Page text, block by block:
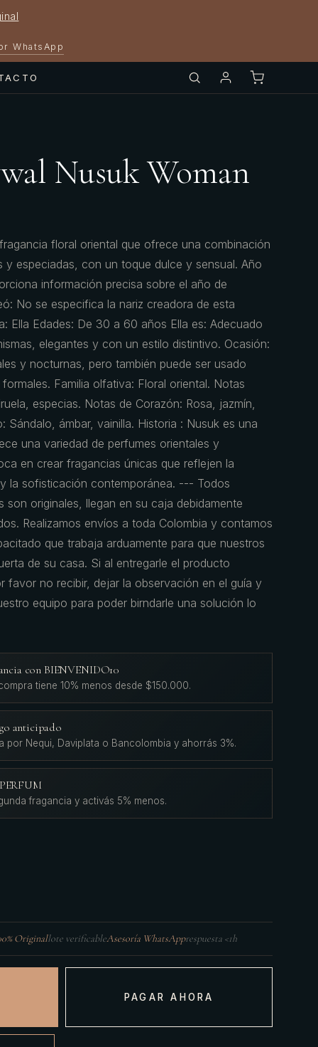
WhatsApp
Nusuk Woman
floral oriental que ofrece una combinación
y especiadas, con un toque dulce y sensual. Año
información precisa sobre el año de
No se especifica la nariz creadora de esta
Ella Edades: De 30 a 60 años Ella es: Adecuado
elegantes y con un estilo distintivo. Ocasión:
y nocturnas, pero también puede ser usado
Familia olfativa: Floral oriental. Notas
especias. Notas de Corazón: Rosa, jazmín,
Sándalo, ámbar, vainilla. Historia : Nusuk es una
una variedad de perfumes orientales y
en crear fragancias únicas que reflejen la
la sofisticación contemporánea. --- Todos
son originales, llegan en su caja debidamente
Realizamos envíos a toda Colombia y contamos
que trabaja arduamente para que nuestros
de su casa. Si al entregarle el producto
favor no recibir, dejar la observación en el guía y
equipo para poder birndarle una solución lo
con BIENVENIDO10
tiene 10% menos desde $150.000.
anticipado
por Nequi, Daviplata o Bancolombia y ahorrás 3%.
fragancia y activás 5% menos.
Originallote verificableAsesoría WhatsApprespuesta <1h
PAGAR AHORA